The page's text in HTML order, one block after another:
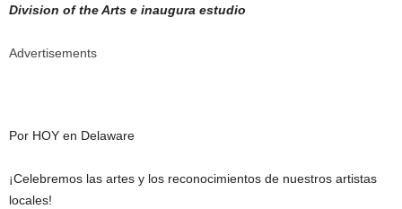
Division of the Arts e inaugura estudio
Advertisements
Por HOY en Delaware
¡Celebremos las artes y los reconocimientos de nuestros artistas
locales!